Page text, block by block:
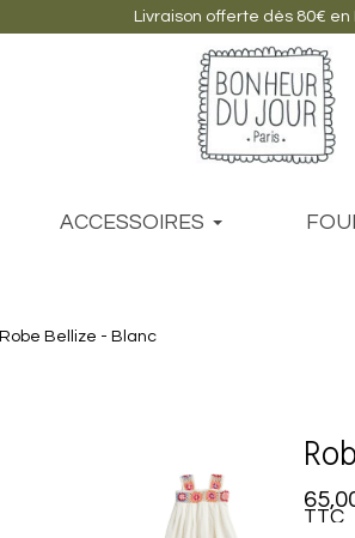
Livraison offerte dès 80€ en
ACCESSOIRES
Robe Bellize - Blanc
TTC